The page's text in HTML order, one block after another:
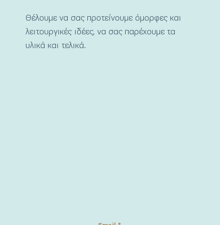
Θέλουμε να σας προτείνουμε όμορφες και
λειτουργικές ιδέες, να σας παρέχουμε τα
υλικά και τελικά.